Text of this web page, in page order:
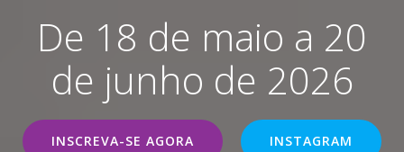
De 18 de maio a 20
de junho de 2026
INSCREVA-SE AGORA INSTAGRAM